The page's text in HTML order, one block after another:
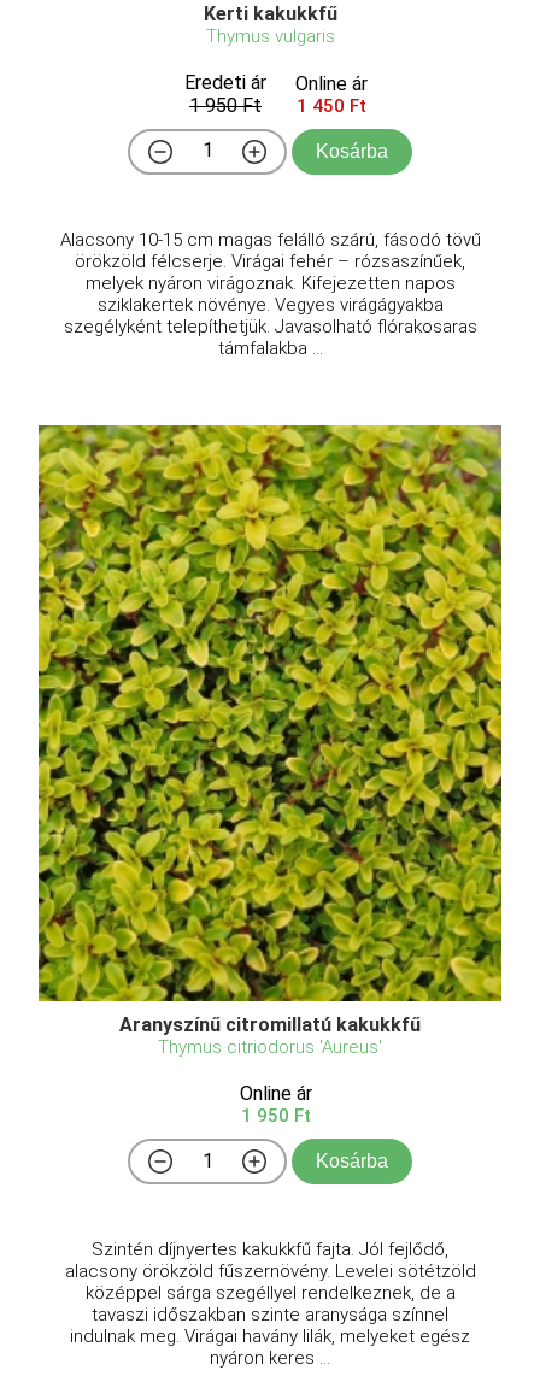
Kerti kakukkfű
Thymus vulgaris
Eredeti ár
1 950 Ft
Online ár
1 450 Ft
Kosárba
Alacsony 10-15 cm magas felálló szárú, fásodó tövű
örökzöld félcserje. Virágai fehér – rózsaszínűek,
melyek nyáron virágoznak. Kifejezetten napos
sziklakertek növénye. Vegyes virágágyakba
szegélyként telepíthetjük. Javasolható flórakosaras
támfalakba ...
Aranyszínű citromillatú kakukkfű
Thymus citriodorus 'Aureus'
Online ár
1 950 Ft
Kosárba
Szintén díjnyertes kakukkfű fajta. Jól fejlődő,
alacsony örökzöld fűszernövény. Levelei sötétzöld
középpel sárga szegéllyel rendelkeznek, de a
tavaszi időszakban szinte aranysága színnel
indulnak meg. Virágai havány lilák, melyeket egész
nyáron keres ...